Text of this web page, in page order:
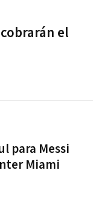
el
para Messi
Miami